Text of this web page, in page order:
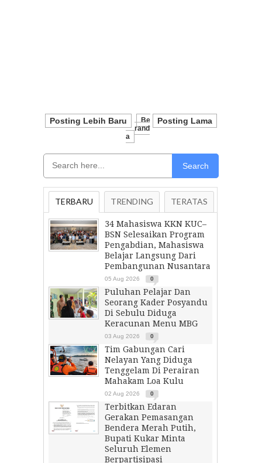
Posting Lebih Baru Posting Lama
Be
Rand
A
Search
TERBARU TRENDING TERATAS
34 Mahasiswa KKN KUC–
BSN Selesaikan Program
Pengabdian, Mahasiswa
Belajar Langsung Dari
Pembangunan Nusantara
05 Aug 2026 0
Puluhan Pelajar Dan
Seorang Kader Posyandu
Di Sebulu Diduga
Keracunan Menu MBG
03 Aug 2026 0
Tim Gabungan Cari
Nelayan Yang Diduga
Tenggelam Di Perairan
Mahakam Loa Kulu
02 Aug 2026 0
Terbitkan Edaran
Gerakan Pemasangan
Bendera Merah Putih,
Bupati Kukar Minta
Seluruh Elemen
Berpartisipasi